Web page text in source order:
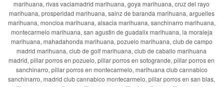
marihuana, rivas vaciamadrid marihuana, goya marihuana, cruz del rayo
marihuana, prosperidad marihuana, sainz de baranda marihuana, arguelles
marihuana, moncloa marihuana, alsacia marihuana, sanchinarro marihuana,
montecarmelo marihuana, san agustin de guadalix marihuana, la moraleja
marihuana, mahadahonda marihuana, pozuelo marihuana, club de campo
madrid marihuana, club de golf marihuana, club de caballo marihuana
madrid, pillar porros en pozuelo, pillar porros en sotogrande, pillar porros en
sanchinarro, pillar porros en montecarmelo, marihuana club cannabico
sanchinarro, madrid club cannabico montecarmelo, pillar porros en san blas,